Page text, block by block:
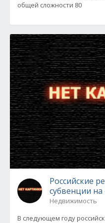
общей сложности 80
Российские
субвенции
Недвижимость
В следующем году